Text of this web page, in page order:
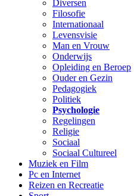
Diversen
Filosofie
Internationaal
Levensvisie
Man en Vrouw
Onderwijs
Opleiding en Beroep
Ouder en Gezin
Pedagogiek
Politiek
Psychologie
Regelingen
Religie
Sociaal
Sociaal Cultureel
Muziek en Film
Pc en Internet
Reizen en Recreatie